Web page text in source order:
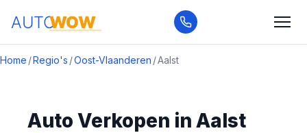
Home /Regio's /Oost-Vlaanderen /Aalst
Auto Verkopen in Aalst